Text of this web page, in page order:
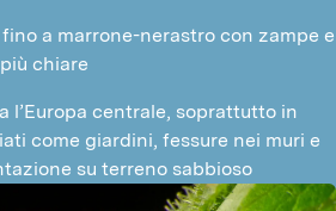
a marrone-nerastro con zampe e
chiare
l’Europa centrale, soprattutto in
come giardini, fessure nei muri e
su terreno sabbioso